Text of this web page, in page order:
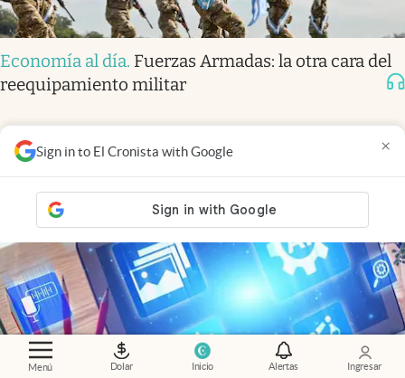
Menú Dolar Inicio Alertas Ingresar
Sign in to El Cronista with Google ×
Economía al día. Fuerzas Armadas: la otra cara del
reequipamiento militar